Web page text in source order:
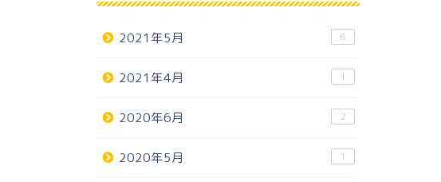
2021年5月 6
2021年4月 1
2020年6月 2
2020年5月 1